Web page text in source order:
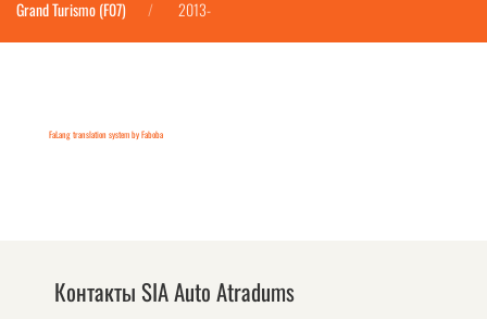
Grand Turismo (F07)
2013-
FaLang translation system by Faboba
Контакты SIA Auto Atradums